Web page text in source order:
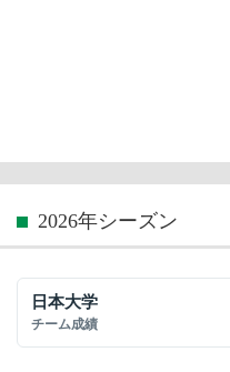
2026年シーズン
日本大学
チーム成績